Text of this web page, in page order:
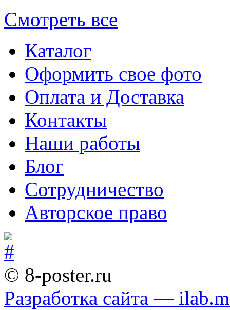
Смотреть все
Каталог
Оформить свое фото
Оплата и Доставка
Контакты
Наши работы
Блог
Сотрудничество
Авторское право
© 8-poster.ru
Разработка сайта —